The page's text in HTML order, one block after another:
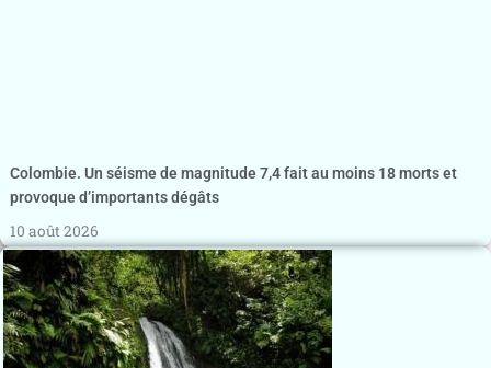
Colombie. Un séisme de magnitude 7,4 fait au moins 18 morts et
provoque d’importants dégâts
10 août 2026